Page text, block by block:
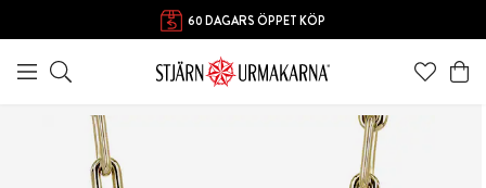
60 DAGARS ÖPPET KÖP